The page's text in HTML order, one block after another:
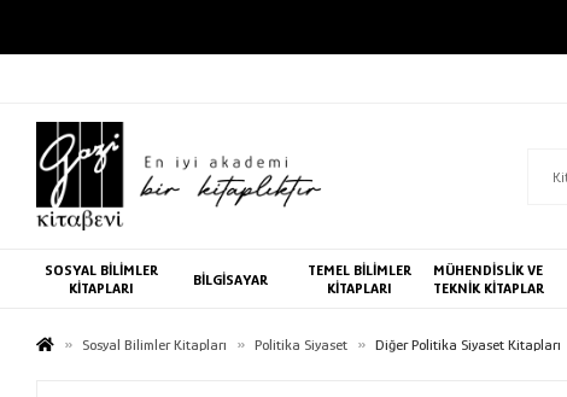
SOSYAL BİLİMLER
KİTAPLARI
BİLGİSAYAR
TEMEL BİLİMLER
KİTAPLARI
MÜHENDİSLİK VE
TEKNİK KİTAPLAR
Sosyal Bilimler Kitapları Politika Siyaset Diğer Politika Siyaset Kitapları